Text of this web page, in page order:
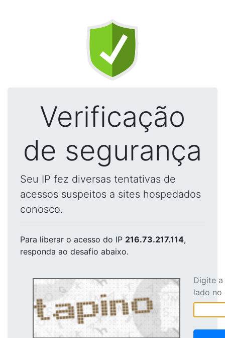
Verificação
de segurança
Seu IP fez diversas tentativas de
acessos suspeitos a sites hospedados
conosco.
Para liberar o acesso do IP 216.73.217.114,
responda ao desafio abaixo.
Digite
lado no